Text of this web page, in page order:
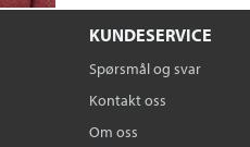
KUNDESERVICE
Spørsmål og svar
Kontakt oss
Om oss